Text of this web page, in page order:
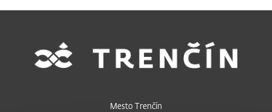
Mesto Trenčín